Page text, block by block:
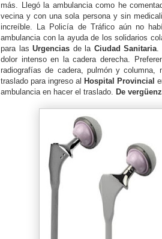
más. Llegó la ambulancia como he
vecina y con una sola persona y sin
increíble. La Policía de Tráfico aún no
ambulancia con la ayuda de los solidarios
para lasUrgencias de la Ciudad Sanitaria.
dolor intenso en la cadera derecha.
radiografías de cadera, pulmón y columna,
traslado para ingreso al Hospital Provincial
ambulancia en hacer el traslado. De